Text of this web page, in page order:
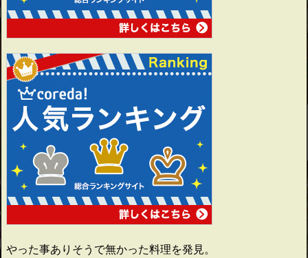
やった事ありそうで無かった料理を発見。